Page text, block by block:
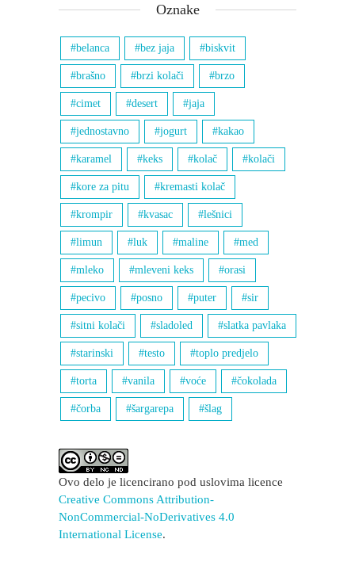
Oznake
belanca bez jaja biskvit
brašno brzi kolači brzo
cimet desert jaja
jednostavno jogurt kakao
karamel keks kolač kolači
kore za pitu kremasti kolač
krompir kvasac lešnici
limun luk maline med
mleko mleveni keks orasi
pecivo posno puter sir
sitni kolači sladoled slatka pavlaka
starinski testo toplo predjelo
torta vanila voće čokolada
čorba šargarepa šlag
Ovo delo je licencirano pod uslovima licence
Creative Commons Attribution-
NonCommercial-NoDerivatives 4.0
International License.